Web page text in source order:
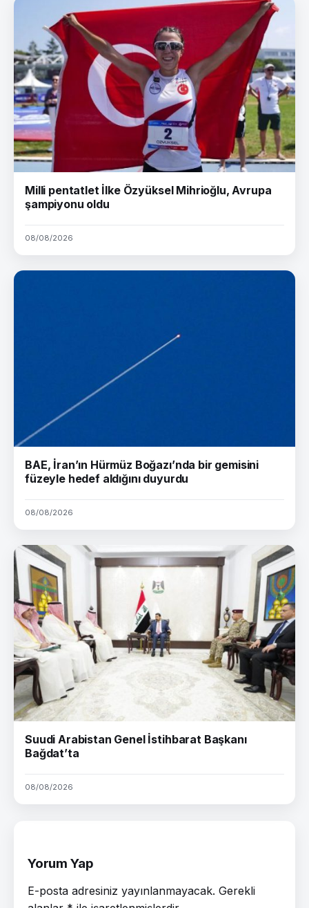
Milli pentatlet İlke Özyüksel Mihrioğlu, Avrupa
şampiyonu oldu
08/08/2026
BAE, İran’ın Hürmüz Boğazı’nda bir gemisini
füzeyle hedef aldığını duyurdu
08/08/2026
Suudi Arabistan Genel İstihbarat Başkanı
Bağdat’ta
08/08/2026
Yorum Yap
E-posta adresiniz yayınlanmayacak. Gerekli